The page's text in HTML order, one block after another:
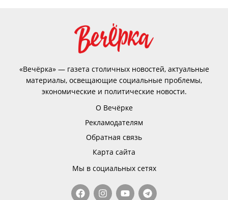
«Вечёрка» — газета столичных новостей, актуальные
материалы, освещающие социальные проблемы,
экономические и политические новости.
О Вечёрке
Рекламодателям
Обратная связь
Карта сайта
Мы в социальных сетях